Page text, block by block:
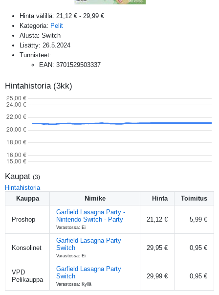
Hinta välillä: 21,12 € - 29,99 €
Kategoria: Pelit
Alusta: Switch
Lisätty: 26.5.2024
Tunnisteet:
EAN: 3701529503337
Hintahistoria (3kk)
Kaupat (3)
Hintahistoria
Kauppa
Nimike Hinta Toimitus
Proshop
Garfield Lasagna Party -
Nintendo Switch - Party
Varastossa: Ei
21,12 € 5,99 €
Konsolinet
Garfield Lasagna Party
Switch
Varastossa: Ei
29,95 € 0,95 €
VPD
Pelikauppa
Garfield Lasagna Party
Switch
Varastossa: Kyllä
29,99 € 0,95 €